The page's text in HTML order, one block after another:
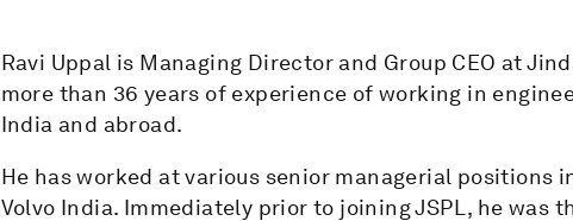
Ravi Uppal is Managing Director and Group CEO at
more than 36 years of experience of working in
India and abroad.
He has worked at various senior managerial positions
Volvo India. Immediately prior to joining JSPL, he was